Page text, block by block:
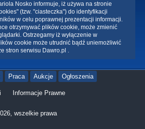
Nosko informuje, iż używa na stronie
(tzw. "ciasteczka") do identyfikacji
w celu poprawnej prezentacji informacji.
otrzymywać plików cookie, może zmienić
Ostrzegamy iż wyłączenie w
cookie może utrudnić bądź uniemożliwić
stron serwisu Dawro.pl .
Praca Aukcje Ogłoszenia
Informacje Prawne
wszelkie prawa